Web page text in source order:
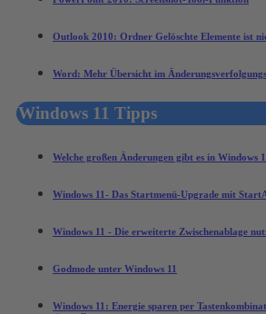
Outlook 2010: Ordner Gelöschte Elemente ist
Word: Mehr Übersicht im
Windows 11 Tipps
Welche großen Änderungen gibt es in Windows
Windows 11- Das Startmenü-Upgrade mit
Windows 11 - Die erweiterte Zwischenablage
Godmode unter Windows 11
Windows 11: Energie sparen per